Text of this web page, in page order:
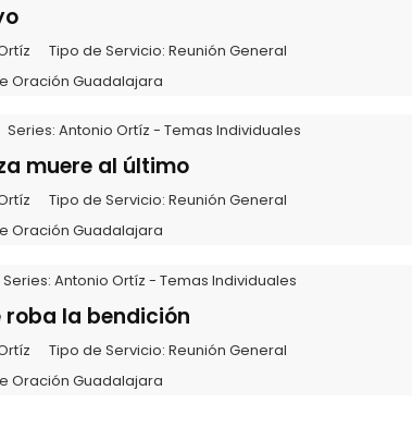
Tipo de Servicio:Reunión General
Oración Guadalajara
Series:Antonio Ortíz - Temas Individuales
muere al último
Tipo de Servicio:Reunión General
Oración Guadalajara
Series:Antonio Ortíz - Temas Individuales
roba la bendición
Tipo de Servicio:Reunión General
Oración Guadalajara